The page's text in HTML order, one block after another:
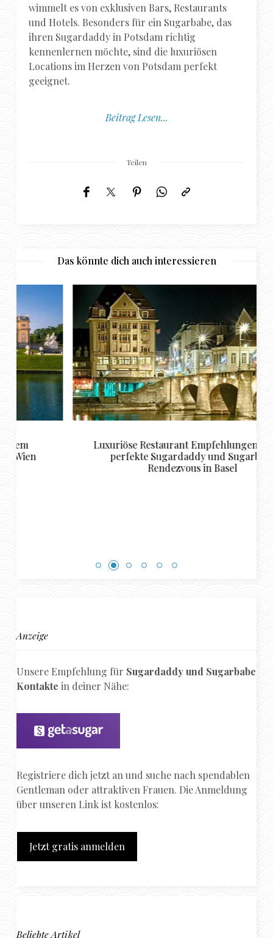
wimmelt es von exklusiven Bars, Restaurants
und Hotels. Besonders für ein Sugarbabe, das
ihren Sugardaddy in Potsdam richtig
kennenlernen möchte, sind die luxuriösen
Locations im Herzen von Potsdam perfekt
geeignet.
Beitrag Lesen...
Teilen
Das könnte dich auch interessieren
Luxuriöse Restaurant Empfehlungen für das
perfekte Sugardaddy und Sugarbabe
Rendezvous in Basel
Anzeige
Unsere Empfehlung für Sugardaddy und Sugarbabe
Kontakte in deiner Nähe:
Registriere dich jetzt an und suche nach spendablen
Gentleman oder attraktiven Frauen. Die Anmeldung
über unseren Link ist kostenlos:
Jetzt gratis anmelden
Beliebte Artikel